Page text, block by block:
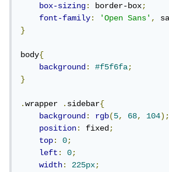
box-sizing: border-box;
font-family: 'Open Sans',
}
body{
background: #f5f6fa;
}
.wrapper .sidebar{
background: rgb(5, 68, 104);
position: fixed;
top: 0;
left: 0;
width: 225px;